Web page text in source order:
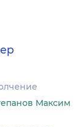
Максим